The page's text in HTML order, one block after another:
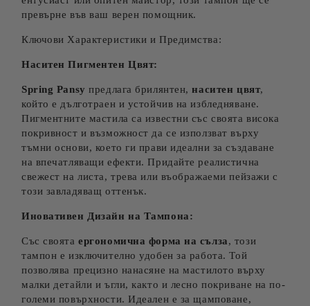
превърне във ваш верен помощник.
Ключови Характеристики и Предимства:
Наситен Пигментен Цвят:
Spring Pansyпредлага брилянтен,наситен цвят,
който е дълготраен и устойчив на избледняване.
Пигментните мастила са известни със своята висока
покривност и възможност да се използват върху
тъмни основи, което ги прави идеални за създаване
на впечатляващи ефекти. Придайте реалистична
свежест на листа, трева или въображаеми пейзажи с
този завладяващ оттенък.
Иновативен Дизайн на Тампона:
Със своятаергономична форма на сълза, този
тампон е изключително удобен за работа. Той
позволява прецизно нанасяне на мастилото върху
малки детайли и ъгли, както и лесно покриване на по-
големи повърхности. Идеален е за щамповане,